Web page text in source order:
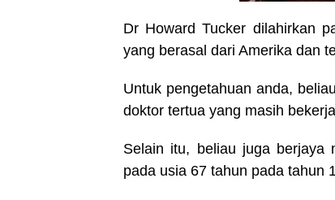
Dr Howard Tucker dilahirkan
yang berasal dari Amerika dan
Untuk pengetahuan anda,
doktor tertua yang masih
Selain itu, beliau juga berjaya
pada usia 67 tahun pada tahun